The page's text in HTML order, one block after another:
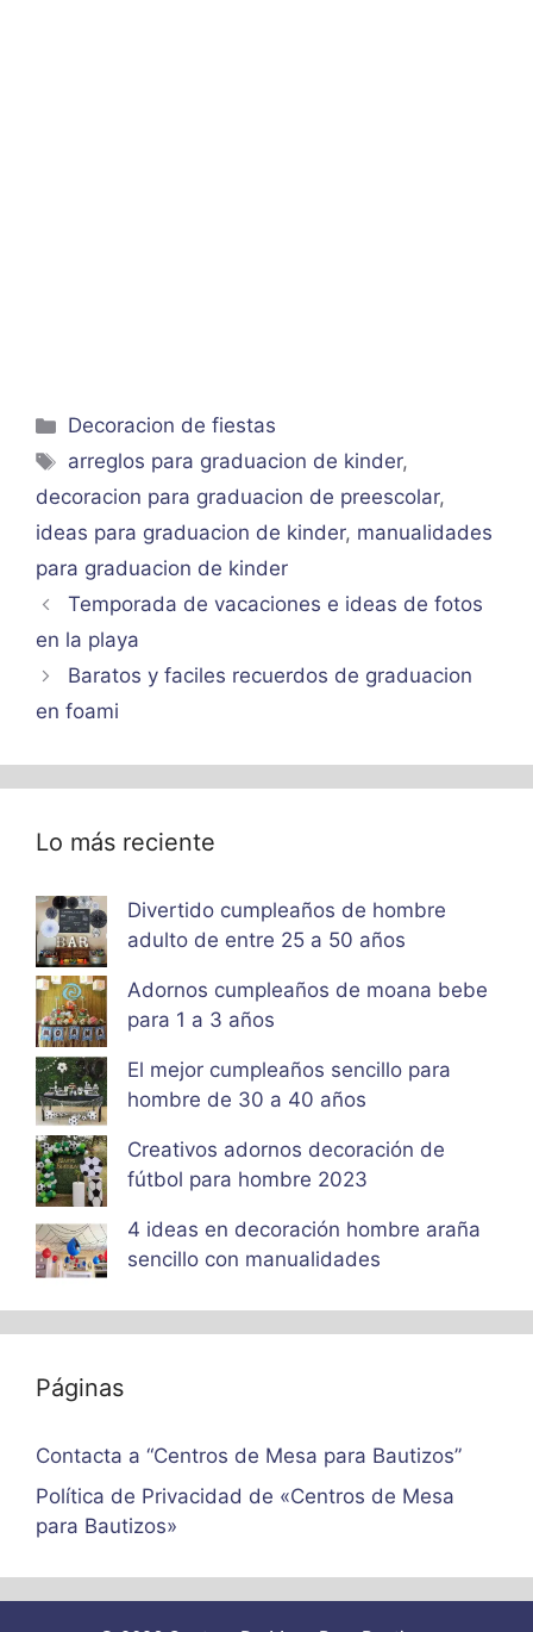
Categorías
Decoracion de fiestas
Etiquetas
arreglos para graduacion de kinder,
decoracion para graduacion de preescolar,
ideas para graduacion de kinder, manualidades
para graduacion de kinder
Temporada de vacaciones e ideas de fotos
en la playa
Baratos y faciles recuerdos de graduacion
en foami
Lo más reciente
Divertido cumpleaños de hombre
adulto de entre 25 a 50 años
Adornos cumpleaños de moana bebe
para 1 a 3 años
El mejor cumpleaños sencillo para
hombre de 30 a 40 años
Creativos adornos decoración de
fútbol para hombre 2023
4 ideas en decoración hombre araña
sencillo con manualidades
Páginas
Contacta a “Centros de Mesa para Bautizos”
Política de Privacidad de «Centros de Mesa
para Bautizos»